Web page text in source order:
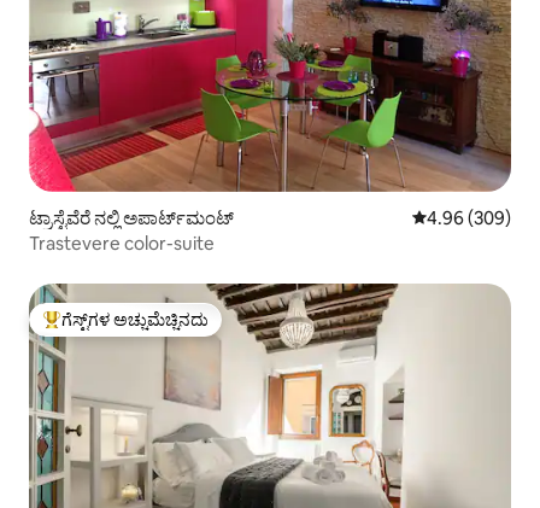
ಟ್ರಾಸ್ಟೆವೆರೆ ನಲ್ಲಿ ಅಪಾರ್ಟ್‌ಮಂಟ್ 5 ರಲ್ಲಿ 4.96
4.96 (309)
Trastevere color-suite
ಗೆಸ್ಟ್‌ಗಳಿಗೆ ಅತಿ ಹೆಚ್ಚು ಅಚ್ಚುಮೆಚ್ಚಿನದು
ಗೆಸ್ಟ್‌ಗಳ ಅಚ್ಚುಮೆಚ್ಚಿನದು